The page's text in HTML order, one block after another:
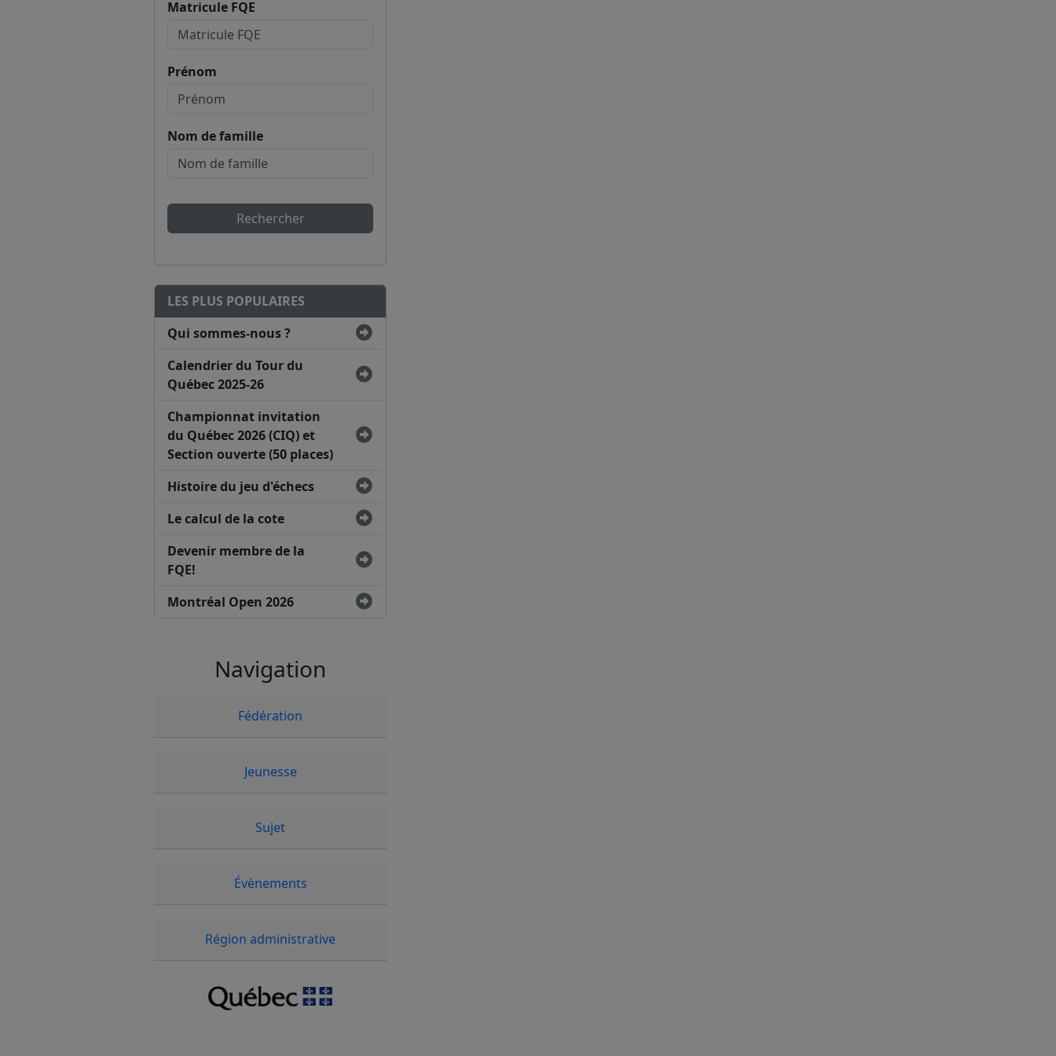
Matricule FQE
Prénom
Nom de famille
Rechercher
LES PLUS POPULAIRES
Qui sommes-nous ?
Calendrier du Tour du
Québec 2025-26
Championnat invitation
du Québec 2026 (CIQ) et
Section ouverte (50 places)
Histoire du jeu d'échecs
Le calcul de la cote
Devenir membre de la
FQE!
Montréal Open 2026
Navigation
Fédération
Jeunesse
Sujet
Évènements
Région administrative